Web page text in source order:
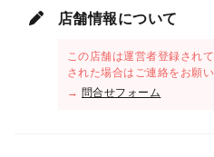
店舗情報について
この店舗は運営者登録され
された場合はご連絡をお願い
→ 問合せフォーム